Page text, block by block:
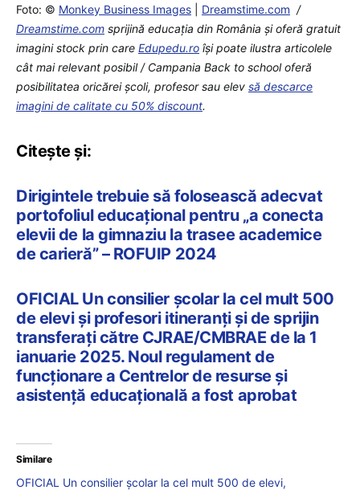
Foto: © Monkey Business Images Dreamstime.com /
Dreamstime.com sprijină educaţia din România şi oferă gratuit
imagini stock prin care Edupedu.ro îşi poate ilustra articolele
cât mai relevant posibil / Campania Back to school oferă
posibilitatea oricărei școli, profesor sau elev să descarce
imagini de calitate cu 50% discount.
Citește și:
Dirigintele trebuie să folosească adecvat
portofoliul educațional pentru „a conecta
elevii de la gimnaziu la trasee academice
de carieră” – ROFUIP 2024
OFICIAL Un consilier școlar la cel mult 500
de elevi și profesori itineranți și de sprijin
transferați către CJRAE/CMBRAE de la 1
ianuarie 2025. Noul regulament de
funcționare a Centrelor de resurse și
asistență educațională a fost aprobat
Similare
OFICIAL Un consilier școlar la cel mult 500 de elevi,